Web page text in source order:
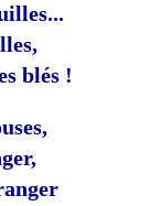
blés !